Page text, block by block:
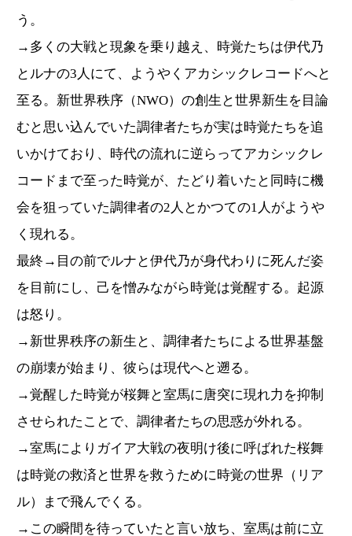
う。
→多くの大戦と現象を乗り越え、時覚たちは伊代乃
とルナの3人にて、ようやくアカシックレコードへと
至る。新世界秩序（NWO）の創生と世界新生を目論
むと思い込んでいた調律者たちが実は時覚たちを追
いかけており、時代の流れに逆らってアカシックレ
コードまで至った時覚が、たどり着いたと同時に機
会を狙っていた調律者の2人とかつての1人がようや
く現れる。
最終→目の前でルナと伊代乃が身代わりに死んだ姿
を目前にし、己を憎みながら時覚は覚醒する。起源
は怒り。
→新世界秩序の新生と、調律者たちによる世界基盤
の崩壊が始まり、彼らは現代へと遡る。
→覚醒した時覚が桜舞と室馬に唐突に現れ力を抑制
させられたことで、調律者たちの思惑が外れる。
→室馬によりガイア大戦の夜明け後に呼ばれた桜舞
は時覚の救済と世界を救うために時覚の世界（リア
ル）まで飛んでくる。
→この瞬間を待っていたと言い放ち、室馬は前に立